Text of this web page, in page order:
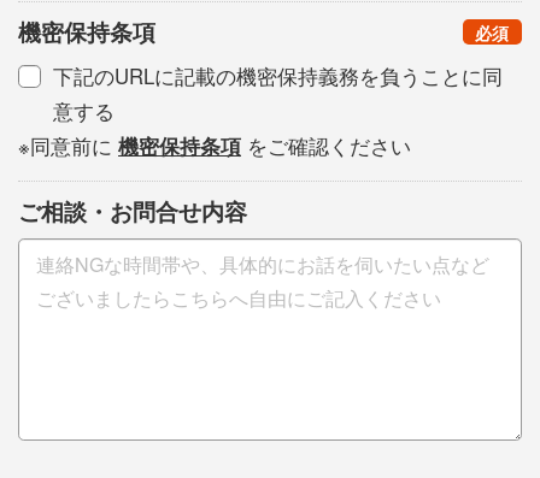
機密保持条項 （
必須）
下記のURLに記載の機密保持義務を負うことに同
意する
※同意前に 機密保持条項 をご確認ください
ご相談・お問合せ内容